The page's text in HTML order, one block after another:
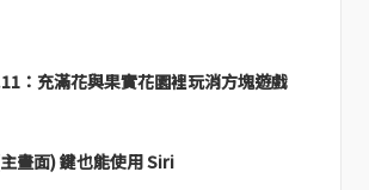
：充滿花與果實花園裡玩消方塊遊戲
畫面) 鍵也能使用 Siri